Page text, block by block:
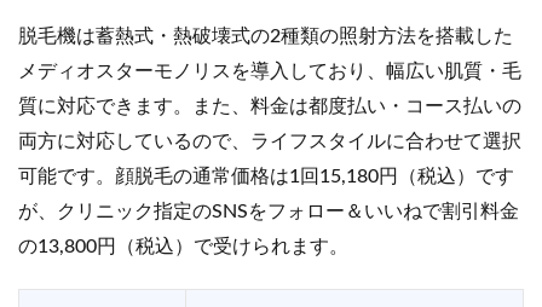
脱毛機は蓄熱式・熱破壊式の2種類の照射方法を搭載した
メディオスターモノリスを導入しており、幅広い肌質・毛
質に対応できます。また、料金は都度払い・コース払いの
両方に対応しているので、ライフスタイルに合わせて選択
可能です。顔脱毛の通常価格は1回15,180円（税込）です
が、クリニック指定のSNSをフォロー＆いいねで割引料金
の13,800円（税込）で受けられます。